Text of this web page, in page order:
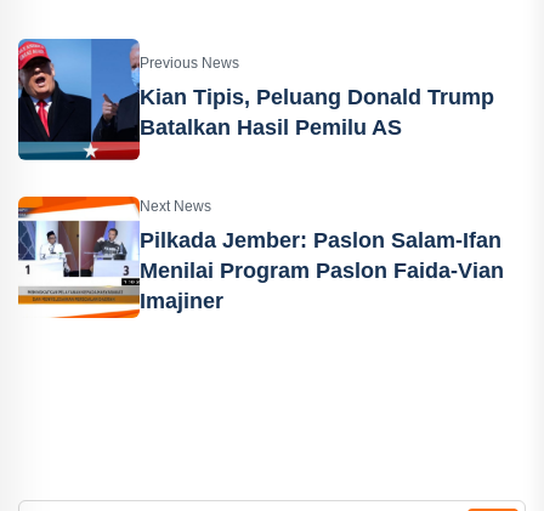
Previous News
Kian Tipis, Peluang Donald Trump
Batalkan Hasil Pemilu AS
Next News
Pilkada Jember: Paslon Salam-Ifan
Menilai Program Paslon Faida-Vian
Imajiner